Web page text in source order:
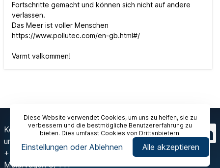
Fortschritte gemacht und können sich nicht auf andere
verlassen.
Das Meer ist voller Menschen
https://www.pollutec.com/en-gb.html#/
Varmt valkommen!
Diese Website verwendet Cookies, um uns zu helfen, sie zu
verbessern und die bestmögliche Benutzererfahrung zu
bieten. Dies umfasst Cookies von Drittanbietern.
Einstellungen oder Ablehnen Alle akzeptieren
Kontaktieren Sie
uns
+46 8 603 07 70
Mälarvägen 3, 141